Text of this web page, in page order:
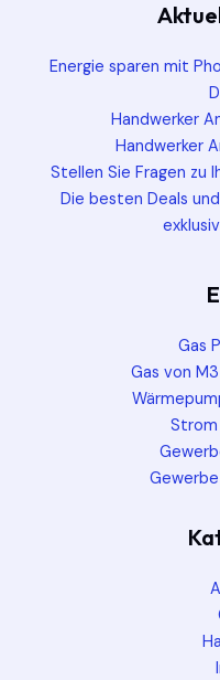
Energie sparen mit
Handwerker
Handwerker
Stellen Sie Fragen zu
Die besten Deals
Gas
Gas von
Strom